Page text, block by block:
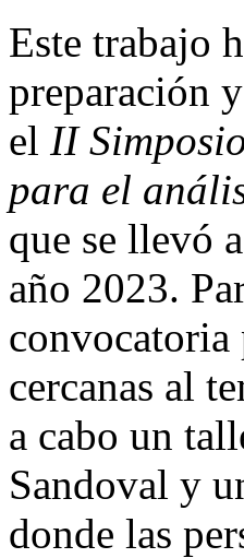
Este trabajo
preparación
el II
para el
que se llevó
año 2023.
convocatoria
cercanas al
a cabo un
Sandoval y
donde las